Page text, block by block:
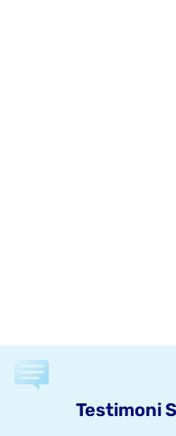
Testimoni